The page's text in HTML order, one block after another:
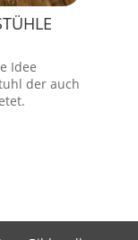
Idee
der auch